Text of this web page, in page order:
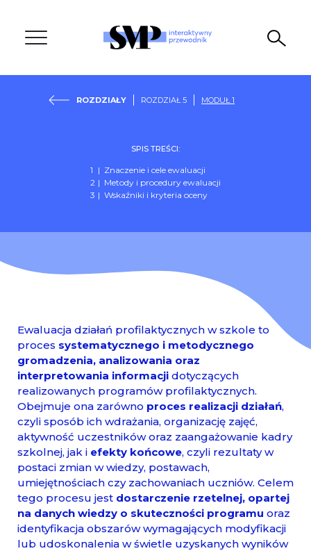
ROZDZIAŁY ROZDZIAŁ 5 MODUŁ 1
SPIS TREŚCI:
Znaczenie i cele ewaluacji
Metody i procedury ewaluacji
Wskaźniki i kryteria oceny
Ewaluacja działań profilaktycznych w szkole to
proces systematycznego i metodycznego
gromadzenia, analizowania oraz
interpretowania informacji dotyczących
realizowanych programów profilaktycznych.
Obejmuje ona zarówno proces realizacji działań,
czyli sposób ich wdrażania, organizację zajęć,
aktywność uczestników oraz zaangażowanie kadry
szkolnej, jak i efekty końcowe, czyli rezultaty w
postaci zmian w wiedzy, postawach,
umiejętnościach czy zachowaniach uczniów. Celem
tego procesu jest dostarczenie rzetelnej, opartej
na danych wiedzy o skuteczności programu oraz
identyfikacja obszarów wymagających modyfikacji
lub udoskonalenia w świetle uzyskanych wyników